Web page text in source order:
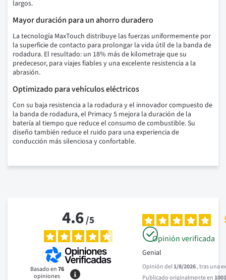
largos.
Mayor duración para un ahorro duradero
La tecnología MaxTouch distribuye las fuerzas uniformemente por
la superficie de contacto para prolongar la vida útil de la banda de
rodadura. El resultado: un 18% más de kilometraje que su
predecesor, para viajes fiables y una excelente resistencia a la
abrasión.
Optimizado para vehículos eléctricos
Con su baja resistencia a la rodadura y el innovador compuesto de
la banda de rodadura, el Primacy 5 mejora la duración de la
batería al tiempo que reduce el consumo de combustible. Su
diseño también reduce el ruido para una experiencia de
conducción más silenciosa y confortable.
4.6/5
Basado en76
opiniones
Opinión verificada
Genial
Opinión del1/8/2026, tras una
Publicado originalmente en